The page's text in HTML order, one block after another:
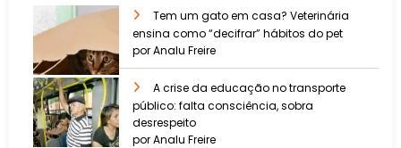
Tem um gato em casa? Veterinária
ensina como “decifrar” hábitos do pet
por Analu Freire
A crise da educação no transporte
público: falta consciência, sobra
desrespeito
por Analu Freire